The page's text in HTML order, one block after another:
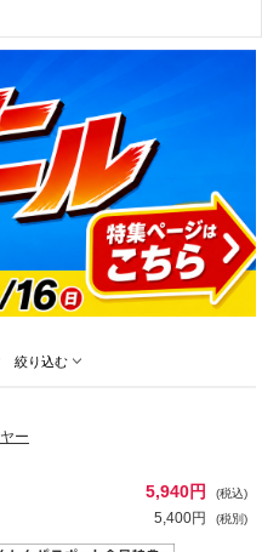
絞り込む
ー
5,940円 (税込)
5,400円 (税別)